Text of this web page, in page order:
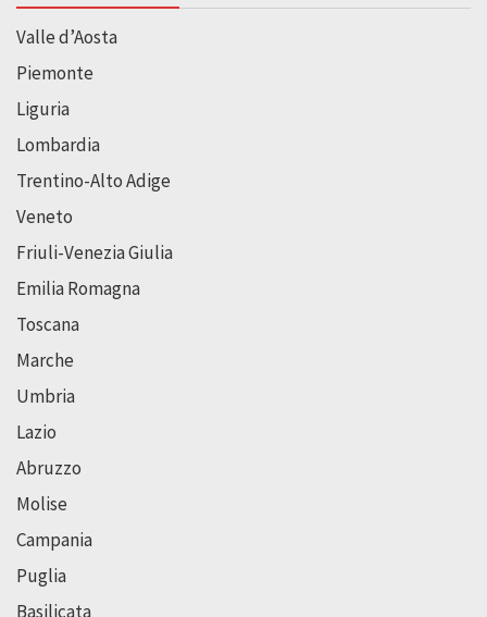
Valle d’Aosta
Piemonte
Liguria
Lombardia
Trentino-Alto Adige
Veneto
Friuli-Venezia Giulia
Emilia Romagna
Toscana
Marche
Umbria
Lazio
Abruzzo
Molise
Campania
Puglia
Basilicata